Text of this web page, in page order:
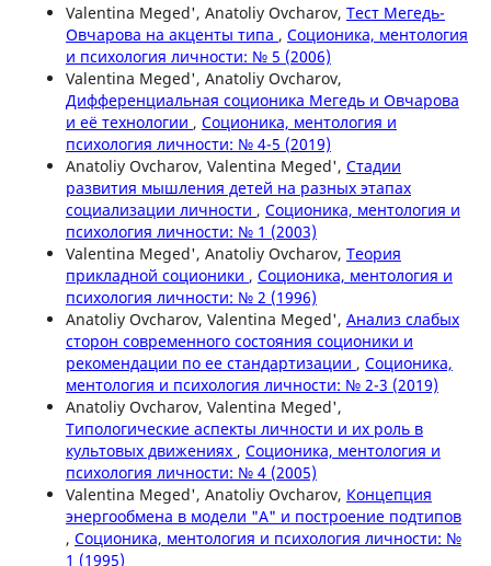
Valentina Meged', Anatoliy Ovcharov, Тест Мегедь-
Овчарова на акценты типа , Соционика, ментология
и психология личности: № 5 (2006)
Valentina Meged', Anatoliy Ovcharov,
Дифференциальная соционика Мегедь и Овчарова
и её технологии , Соционика, ментология и
психология личности: № 4-5 (2019)
Anatoliy Ovcharov, Valentina Meged', Стадии
развития мышления детей на разных этапах
социализации личности , Соционика, ментология и
психология личности: № 1 (2003)
Valentina Meged', Anatoliy Ovcharov, Теория
прикладной соционики , Соционика, ментология и
психология личности: № 2 (1996)
Anatoliy Ovcharov, Valentina Meged', Анализ слабых
сторон современного состояния соционики и
рекомендации по ее стандартизации , Соционика,
ментология и психология личности: № 2-3 (2019)
Anatoliy Ovcharov, Valentina Meged',
Типологические аспекты личности и их роль в
культовых движениях , Соционика, ментология и
психология личности: № 4 (2005)
Valentina Meged', Anatoliy Ovcharov, Концепция
энергообмена в модели "А" и построение подтипов
, Соционика, ментология и психология личности: №
1 (1995)